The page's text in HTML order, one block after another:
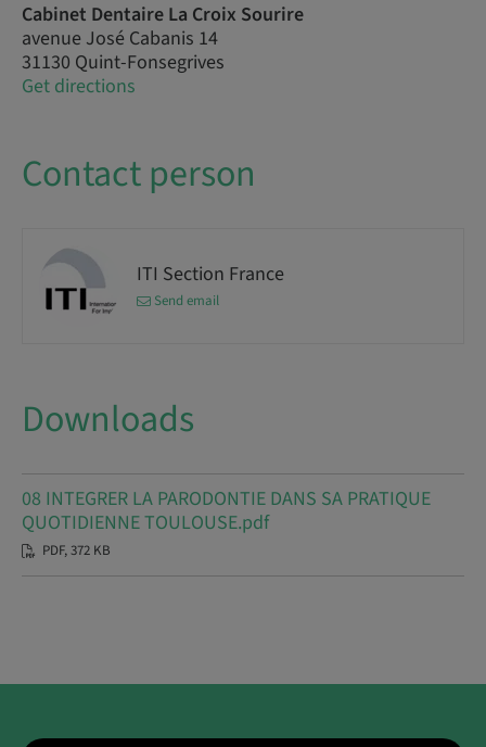
Cabinet Dentaire La Croix Sourire
avenue José Cabanis 14
31130 Quint-Fonsegrives
Get directions
Contact person
ITI Section France
Send email
Downloads
08 INTEGRER LA PARODONTIE DANS SA PRATIQUE
QUOTIDIENNE TOULOUSE.pdf
PDF, 372 KB